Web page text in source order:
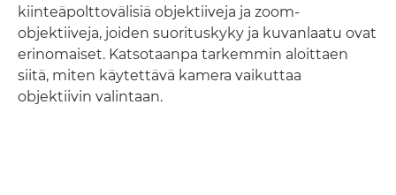
kiinteäpolttovälisiä objektiiveja ja zoom-
objektiiveja, joiden suorituskyky ja kuvanlaatu ovat
erinomaiset. Katsotaanpa tarkemmin aloittaen
siitä, miten käytettävä kamera vaikuttaa
objektiivin valintaan.